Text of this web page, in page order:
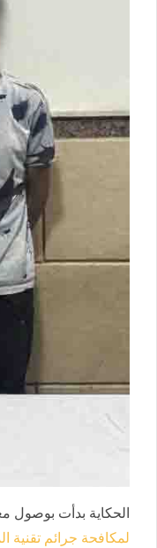
الحكاية بدأت بوصول
لمكافحة جرائم تقنية